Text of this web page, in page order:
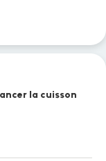
la cuisson